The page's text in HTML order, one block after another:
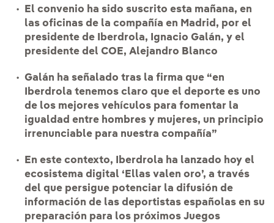
El convenio ha sido suscrito esta mañana, en
las oficinas de la compañía en Madrid, por el
presidente de Iberdrola, Ignacio Galán, y el
presidente del COE, Alejandro Blanco
Galán ha señalado tras la firma que “en
Iberdrola tenemos claro que el deporte es uno
de los mejores vehículos para fomentar la
igualdad entre hombres y mujeres, un principio
irrenunciable para nuestra compañía”
En este contexto, Iberdrola ha lanzado hoy el
ecosistema digital ‘Ellas valen oro’, a través
del que persigue potenciar la difusión de
información de las deportistas españolas en su
preparación para los próximos Juegos